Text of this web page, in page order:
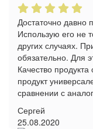
Достаточно давно
Использую его не
других случаях.
обязательно. Для
Качество
продукт
сравнении с
Сергей
25.08.2020